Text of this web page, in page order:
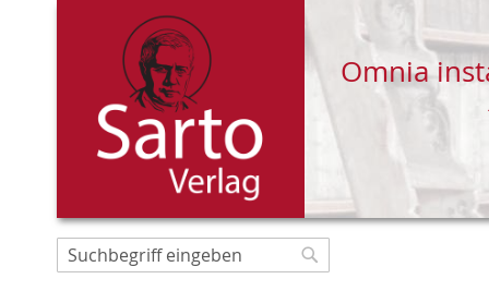
Direkt
zum
Omnia
Suche